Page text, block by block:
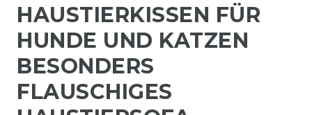
HAUSTIERKISSEN FÜR
HUNDE UND KATZEN
BESONDERS
FLAUSCHIGES